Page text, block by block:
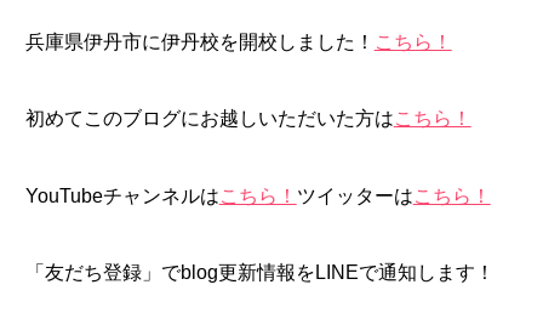
兵庫県伊丹市に伊丹校を開校しました！ こちら！
初めてこのブログにお越しいただいた方はこちら！
YouTubeチャンネルはこちら！ ツイッターはこちら！
「友だち登録」でblog更新情報をLINEで通知します！